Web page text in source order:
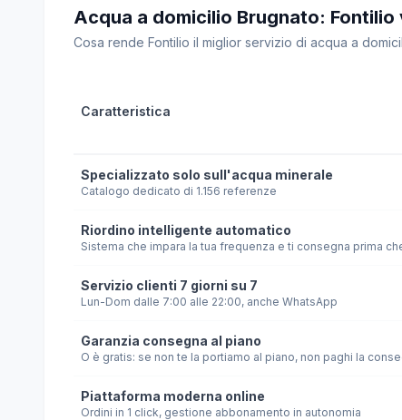
Acqua a domicilio Brugnato:
Cosa rende Fontilio il miglior servizio di acqua a
Caratteristica
Specializzato solo sull'acqua minerale
Catalogo dedicato di 1.156 referenze
Riordino intelligente automatico
Sistema che impara la tua frequenza e ti consegna prima
Servizio clienti 7 giorni su 7
Lun-Dom dalle 7:00 alle 22:00, anche WhatsApp
Garanzia consegna al piano
O è gratis: se non te la portiamo al piano, non paghi la
Piattaforma moderna online
Ordini in 1 click, gestione abbonamento in autonomia